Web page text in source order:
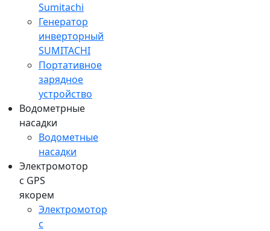
Sumitachi
Генератор
инверторный
SUMITACHI
Портативное
зарядное
устройство
Водометрные
насадки
Водометные
насадки
Электромотор
c GPS
якорем
Электромотор
c